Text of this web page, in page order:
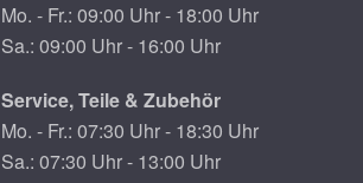
Mo. - Fr.: 09:00 Uhr - 18:00 Uhr
Sa.: 09:00 Uhr - 16:00 Uhr
Service, Teile & Zubehör
Mo. - Fr.: 07:30 Uhr - 18:30 Uhr
Sa.: 07:30 Uhr - 13:00 Uhr